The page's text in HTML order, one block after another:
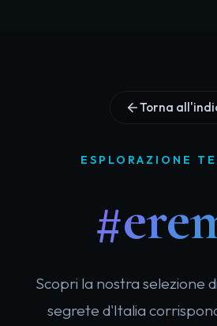
Torna
ESPLORAZIONE
Scopri la nostra selezione
segrete d'Italia